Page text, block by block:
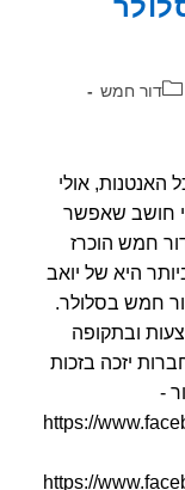
אולי
חמש הוכרז
של יואב
בזכות
https://
https://